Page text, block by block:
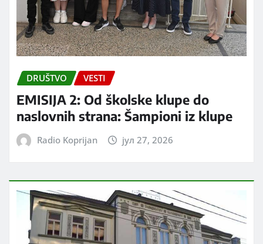
DRUŠTVO VESTI
EMISIJA 2: Od školske klupe do
naslovnih strana: Šampioni iz klupe
Radio Koprijan јул 27, 2026